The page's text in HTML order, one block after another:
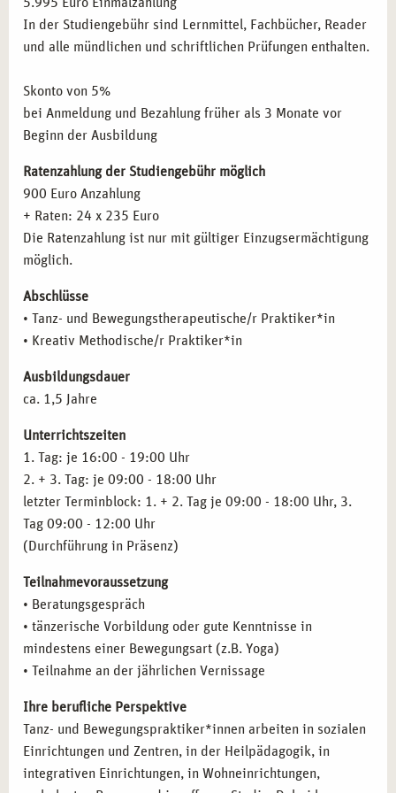
HAMBURG
Diese Ausbildung richtet sich an Menschen, die eine
therapeutischen Prozessen nutzen möchten. Besonders
geeignet ist die Weiterbildung für Fachkräfte aus den
Bereichen Sozialpädagogik, Heilpädagogik, Psychologie
Krisenintervention.
AUSBILDUNG IN HAMBURG
Ausbildung in Hamburg haben vielfältige berufliche
Möglichkeiten. Sie können in sozialen Einrichtungen,
Kliniken, der Traumatherapie, Krisenintervention und auch
in der Arbeit mit Kindern und Jugendlichen tätig werden.
Hamburg bietet hervorragende Vernetzungsmöglichkeiten
kreativen und dynamischen Umfeld zu arbeiten.
Fundamentals nach Bartenieﬀ
Kestenberg Bewegungsprofil
Körpertypologien nach Lowen
Getanzte Biografie
Der tanztherapeutische Prozess
Diagnostik, Falldarstellung und Dokumentation
Indikation und Kontraindikation
Therapieplanung und Behandlungskonzept
Widerstand und Übertragung
Therapeutische Haltung
Therapeutische Beziehung
Der kreative Prozess
Zielgruppenspezifisches Arbeiten
Arbeit in der Traumatherapie
Arbeit mit Kindern und Jugendlichen
Kulturpädagogik
Arbeit in der Heilpädagogik
Psychopathologie
Klinische Pathologie
Praxistraining, Supervision und Selbsterfahrung
Inhalte des Basismoduls
In der Studiengebühr sind Lernmittel, Fachbücher, Reader
und alle mündlichen und schriftlichen Prüfungen enthalten.
Skonto von 5%
bei Anmeldung und Bezahlung früher als 3 Monate vor
Beginn der Ausbildung
Ratenzahlung der Studiengebühr möglich
900 Euro Anzahlung
+ Raten: 24 x 235 Euro
Die Ratenzahlung ist nur mit gültiger Einzugsermächtigung
möglich.
Abschlüsse
• Tanz- und Bewegungstherapeutische/r Praktiker*in
• Kreativ Methodische/r Praktiker*in
Ausbildungsdauer
ca. 1,5 Jahre
Unterrichtszeiten
1. Tag: je 16:00 - 19:00 Uhr
2. + 3. Tag: je 09:00 - 18:00 Uhr
letzter Terminblock: 1. + 2. Tag je 09:00 - 18:00 Uhr, 3.
Tag 09:00 - 12:00 Uhr
(Durchführung in Präsenz)
Teilnahmevoraussetzung
• Beratungsgespräch
• tänzerische Vorbildung oder gute Kenntnisse in
mindestens einer Bewegungsart (z.B. Yoga)
• Teilnahme an der jährlichen Vernissage
Ihre berufliche Perspektive
Tanz- und Bewegungspraktiker*innen arbeiten in sozialen
Einrichtungen und Zentren, in der Heilpädagogik, in
integrativen Einrichtungen, in Wohneinrichtungen,